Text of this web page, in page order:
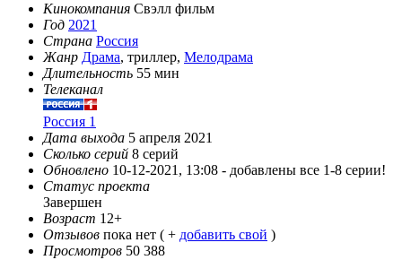
Кинокомпания Свэлл фильм
Год 2021
Страна Россия
Жанр Драма, триллер, Мелодрама
Длительность 55 мин
Телеканал
Россия 1
Дата выхода 5 апреля 2021
Сколько серий 8 серий
Обновлено 10-12-2021, 13:08 - добавлены все 1-8 серии!
Статус проекта
Завершен
Возраст 12+
Отзывов пока нет ( + добавить свой )
Просмотров 50 388